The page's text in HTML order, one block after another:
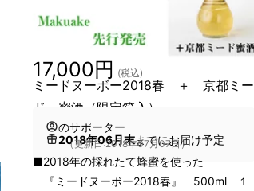
ミードヌーボー2018春 ＋ 京都ミー
ド 蜜酒（限定箱入）
17,000円 (税込)
のサポーター
2018年06月末までにお届け予定
（更新日:2018年07月07日）
■2018年の採れたて蜂蜜を使った
『ミードヌーボー2018春』 500ml １